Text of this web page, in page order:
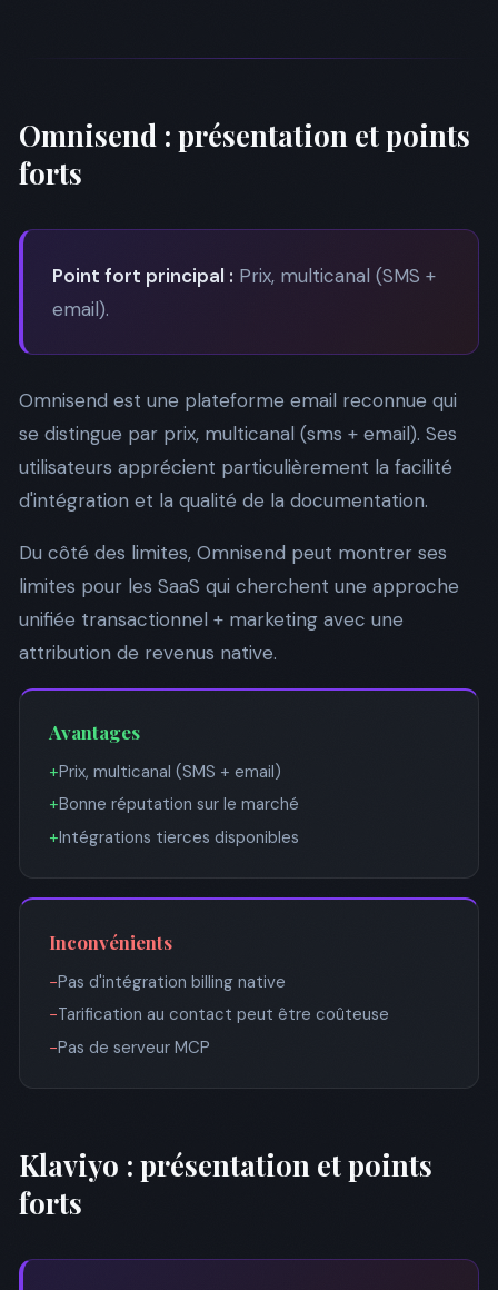
Omnisend : présentation et points
forts
Point fort principal : Prix, multicanal (SMS +
email).
Omnisend est une plateforme email reconnue qui
se distingue par prix, multicanal (sms + email). Ses
utilisateurs apprécient particulièrement la facilité
d'intégration et la qualité de la documentation.
Du côté des limites, Omnisend peut montrer ses
limites pour les SaaS qui cherchent une approche
unifiée transactionnel + marketing avec une
attribution de revenus native.
Avantages
+Prix, multicanal (SMS + email)
+Bonne réputation sur le marché
+Intégrations tierces disponibles
Inconvénients
−Pas d'intégration billing native
−Tarification au contact peut être coûteuse
−Pas de serveur MCP
Klaviyo : présentation et points
forts